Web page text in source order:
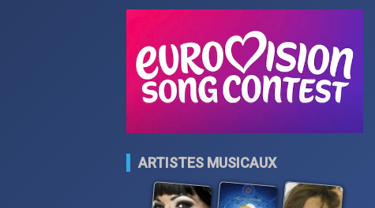
ARTISTES MUSICAUX